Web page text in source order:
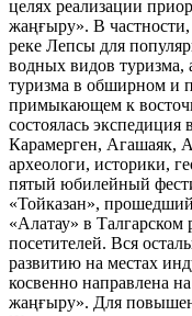
целях реализации
жаңғыру». В
реке Лепсы для
водных видов туризма,
туризма в обширном и
примыкающем к
состоялась
Карамерген, Агашаяк,
археологи, историки,
пятый юбилейный
«Тойказан»,
«Алатау» в
посетителей. Вся
развитию на местах
косвенно направлена
жаңғыру». Для